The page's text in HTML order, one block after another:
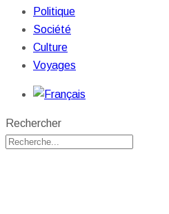
Politique
Société
Culture
Voyages
Rechercher